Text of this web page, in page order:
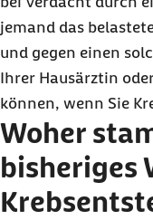
jemand das
und gegen einen
Ihrer Hausärztin
können, wenn Sie
Woher
bisheriges